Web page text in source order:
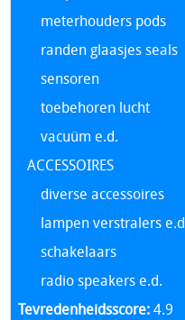
meterhouders pods
randen glaasjes seals
sensoren
toebehoren lucht
vacuüm e.d.
ACCESSOIRES
diverse accessoires
lampen verstralers e.d
schakelaars
radio speakers e.d.
Tevredenheidsscore:4.9